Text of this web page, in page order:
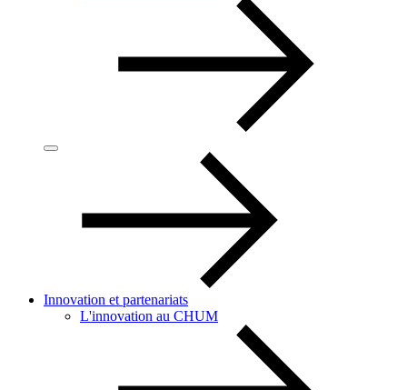
Innovation et partenariats
L'innovation au CHUM